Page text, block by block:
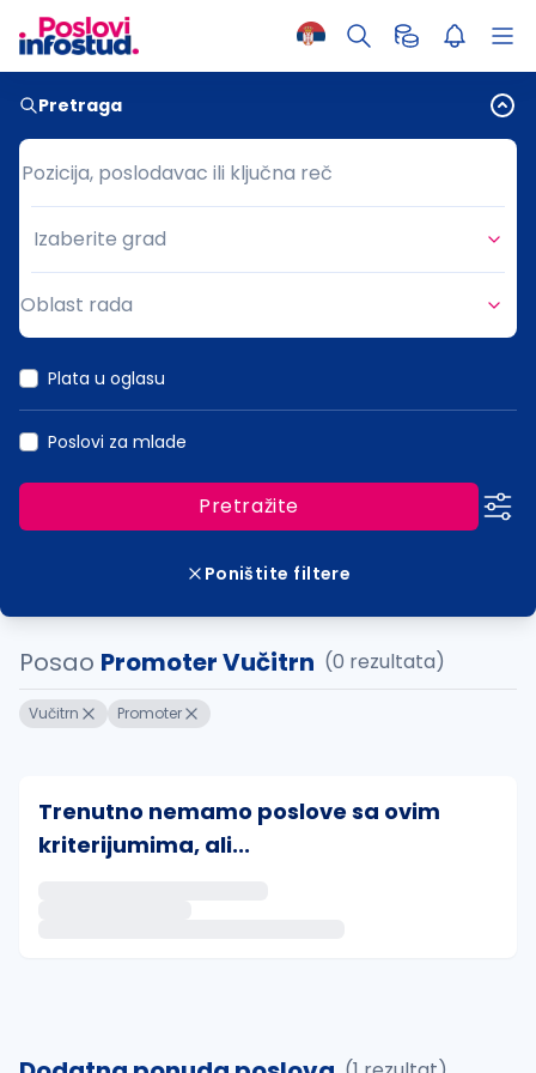
Pretraga
Pozicija, poslodavac ili ključna reč
Pozicija, poslodavac ili ključna reč
Grad
Izaberite grad
Oblast rada
Plata u oglasu
Poslovi za mlade
Pretražite
Poništite filtere
Posao Promoter Vučitrn (0 rezultata)
Vučitrn Promoter
Trenutno nemamo poslove sa ovim
kriterijumima, ali...